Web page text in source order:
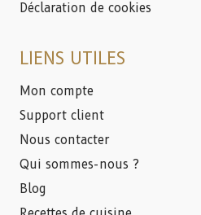
Déclaration de cookies
LIENS UTILES
Mon compte
Support client
Nous contacter
Qui sommes-nous ?
Blog